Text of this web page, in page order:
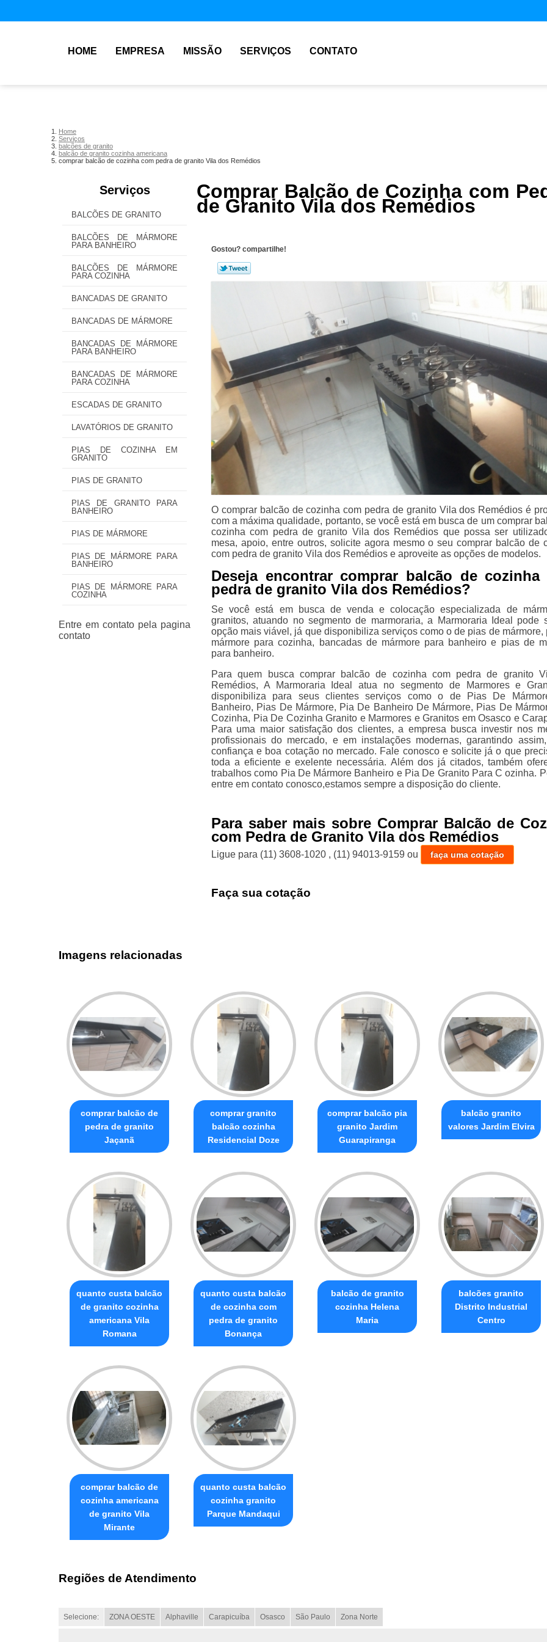
HOME EMPRESA MISSÃO SERVIÇOS CONTATO
Home
Serviços
balcões de granito
balcão de granito cozinha americana
comprar balcão de cozinha com pedra de granito Vila dos Remédios
Serviços
BALCÕES DE GRANITO
BALCÕES DE MÁRMORE
PARA BANHEIRO
BALCÕES DE MÁRMORE
PARA COZINHA
BANCADAS DE GRANITO
BANCADAS DE MÁRMORE
BANCADAS DE MÁRMORE
PARA BANHEIRO
BANCADAS DE MÁRMORE
PARA COZINHA
ESCADAS DE GRANITO
LAVATÓRIOS DE GRANITO
PIAS DE COZINHA EM
GRANITO
PIAS DE GRANITO
PIAS DE GRANITO PARA
BANHEIRO
PIAS DE MÁRMORE
PIAS DE MÁRMORE PARA
BANHEIRO
PIAS DE MÁRMORE PARA
COZINHA
Comprar Balcão de Cozinha com
de Granito Vila dos Remédios
Gostou? compartilhe!
O comprar balcão de cozinha com pedra de granito Vila dos Remédios é
com a máxima qualidade, portanto, se você está em busca de um comprar
cozinha com pedra de granito Vila dos Remédios que possa ser
mesa, apoio, entre outros, solicite agora mesmo o seu comprar balcão de
com pedra de granito Vila dos Remédios e aproveite as opções de modelos.
Deseja encontrar comprar balcão de cozinha
pedra de granito Vila dos Remédios?
Se você está em busca de venda e colocação especializada de
granitos, atuando no segmento de marmoraria, a Marmoraria Ideal pode
opção mais viável, já que disponibiliza serviços como o de pias de mármore,
mármore para cozinha, bancadas de mármore para banheiro e pias de
para banheiro.
Para quem busca comprar balcão de cozinha com pedra de granito
Remédios, A Marmoraria Ideal atua no segmento de Marmores e
disponibiliza para seus clientes serviços como o de Pias De
Banheiro, Pias De Mármore, Pia De Banheiro De Mármore, Pias De
Cozinha, Pia De Cozinha Granito e Marmores e Granitos em Osasco e
Para uma maior satisfação dos clientes, a empresa busca investir nos
profissionais do mercado, e em instalações modernas, garantindo
confiança e boa cotação no mercado. Fale conosco e solicite já o que
toda a eficiente e exelente necessária. Além dos já citados, também
trabalhos como Pia De Mármore Banheiro e Pia De Granito Para C ozinha.
entre em contato conosco,estamos sempre a disposição do cliente.
Para saber mais sobre Comprar Balcão de
com Pedra de Granito Vila dos Remédios
Ligue para (11) 3608-1020 , (11) 94013-9159 ou faça uma cotação
Faça sua cotação
Imagens relacionadas
comprar balcão de
pedra de granito
Jaçanã
comprar granito
balcão cozinha
Residencial Doze
comprar balcão pia
granito Jardim
Guarapiranga
balcão granito
valores Jardim Elvira
quanto custa balcão
de granito cozinha
americana Vila
Romana
quanto custa balcão
de cozinha com
pedra de granito
Bonança
balcão de granito
cozinha Helena
Maria
balcões granito
Distrito Industrial
Centro
comprar balcão de
cozinha americana
de granito Vila
Mirante
quanto custa balcão
cozinha granito
Parque Mandaqui
Regiões de Atendimento
Selecione: ZONA OESTE Alphaville Carapicuíba Osasco São Paulo Zona Norte